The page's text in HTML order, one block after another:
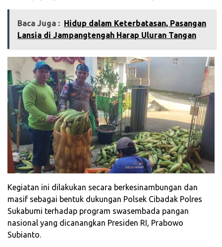
Baca Juga : Hidup dalam Keterbatasan, Pasangan
Lansia di Jampangtengah Harap Uluran Tangan
Kegiatan ini dilakukan secara berkesinambungan dan
masif sebagai bentuk dukungan Polsek Cibadak Polres
Sukabumi terhadap program swasembada pangan
nasional yang dicanangkan Presiden RI, Prabowo
Subianto.